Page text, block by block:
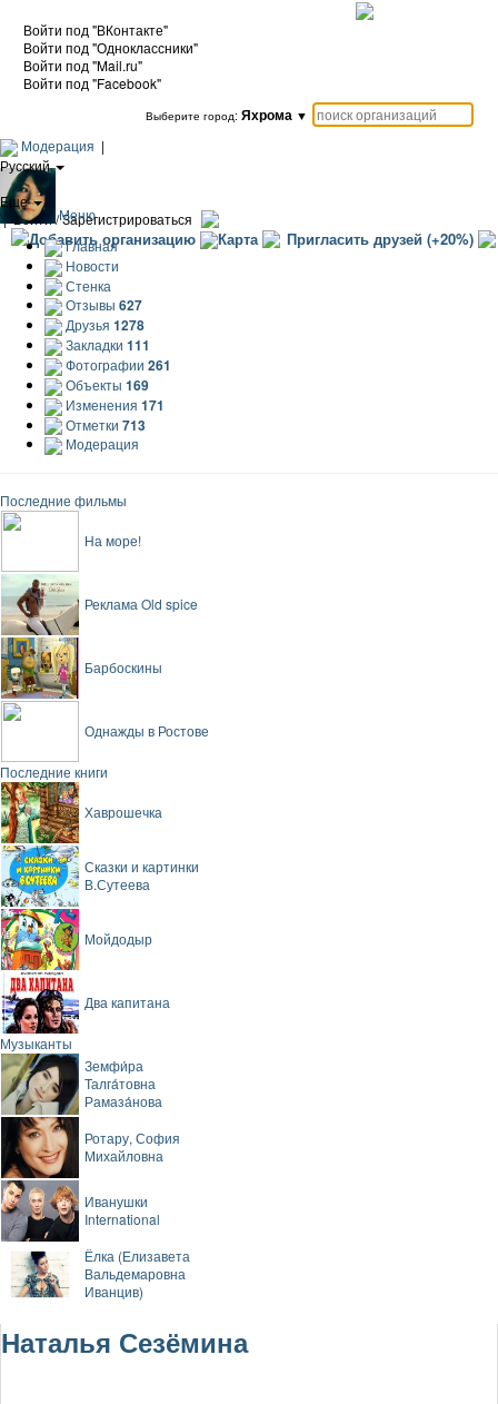
Войти под "ВКонтакте"
Войти под "Одноклассники"
Войти под "Mail.ru"
Войти под "Facebook"
Выберите город: Яхрома ▼
Модерация |
Русский
|
Еще
|
Войти / Зарегистрироваться
Добавить организацию Карта Пригласить друзей (+20%)
Меню
Главная
Новости
Стенка
Отзывы 627
Друзья 1278
Закладки 111
Фотографии 261
Объекты 169
Изменения 171
Отметки 713
Модерация
Последние фильмы
На море!
Реклама Old spice
Барбоскины
Однажды в Ростове
Последние книги
Хаврошечка
Сказки и картинки
В.Сутеева
Мойдодыр
Два капитана
Музыканты
Земфи́ра
Талга́товна
Рамаза́нова
Ротару, София
Михайловна
Иванушки
International
Ёлка (Елизавета
Вальдемаровна
Иванцив)
Наталья Сезёмина